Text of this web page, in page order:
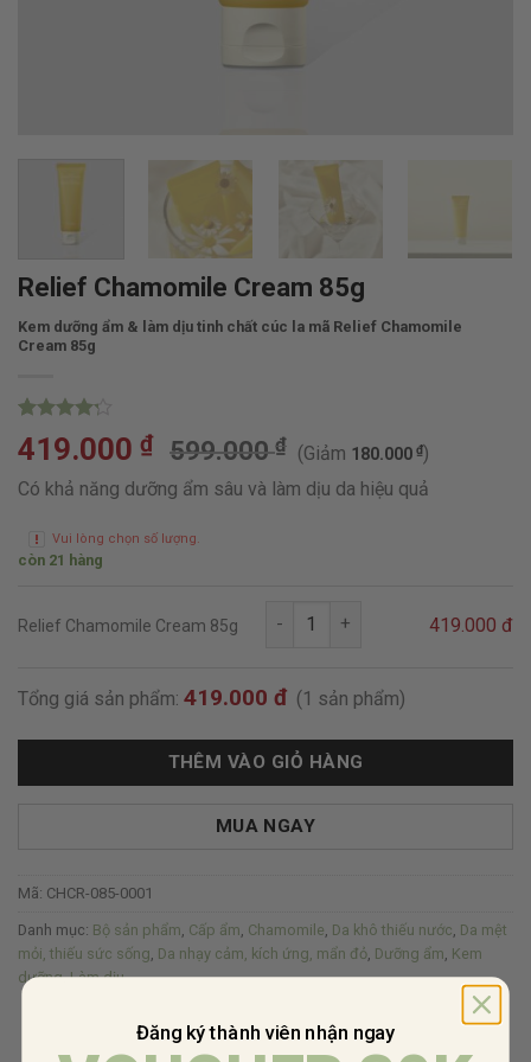
Relief Chamomile Cream 85g
Kem dưỡng ẩm & làm dịu tinh chất cúc la mã Relief Chamomile
Cream 85g
4.20 trên
5 dựa
10
giá
419.000 ₫ 599.000₫ (Giảm 180.000₫)
Có khả năng dưỡng ẩm sâu và làm dịu da hiệu quả
Vui lòng chọn số lượng.
còn 21 hàng
Relief Chamomile Cream 85g
Relief Chamomile Cream 85g
419.000 đ
Tổng giá sản phẩm: 419.000 đ (1 sản phẩm)
THÊM VÀO GIỎ HÀNG
MUA NGAY
Mã: CHCR-085-0001
Danh mục: Bộ sản phẩm, Cấp ẩm, Chamomile, Da khô thiếu nước, Da mệt
mỏi, thiếu sức sống, Da nhạy cảm, kích ứng, mẩn đỏ, Dưỡng ẩm, Kem
dưỡng,Làm dịu
Đăng ký thành viên nhận ngay